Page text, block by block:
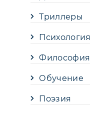
Триллеры
Психология
Философия
Обучение
Поэзия